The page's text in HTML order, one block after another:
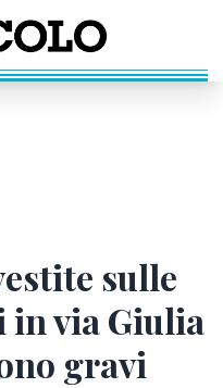
sulle
in via Giulia
gravi